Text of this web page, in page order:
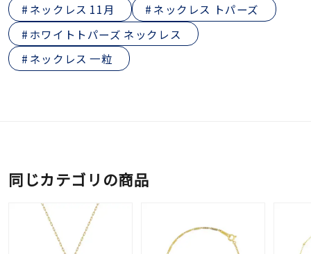
ネックレス 11月
ネックレス トパーズ
ホワイトトパーズ ネックレス
ネックレス 一粒
同じカテゴリの商品